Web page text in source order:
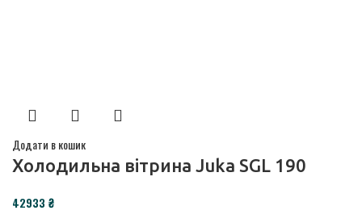
Додати в кошик
Холодильна вітрина Juka SGL 190
₴